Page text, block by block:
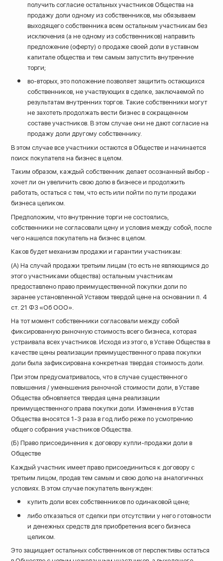
получить согласие остальных участников Общества на
продажу доли одному из собственников, мы обязываем
выходящего собственника всем остальным участникам без
исключения (а не одному из собственников) направить
предложение (оферту) о продаже своей доли в уставном
капитале общества и тем самым запустить внутренние
торги;
во-вторых, это положение позволяет защитить остающихся
собственников, не участвующих в сделке, заключаемой по
результатам внутренних торгов. Такие собственники могут
не захотеть продолжать вести бизнес в сокращенном
составе участников. В этом случае они не дают согласие на
продажу доли другому собственнику.
В этом случае все участники остаются в Обществе и начинается
поиск покупателя на бизнес в целом.
Таким образом, каждый собственник делает осознанный выбор -
хочет ли он увеличить свою долю в бизнесе и продолжить
работать, остаться с тем, что есть или пойти по пути продажи
бизнеса целиком.
Предположим, что внутренние торги не состоялись,
собственники не согласовали цену и условия между собой, после
чего нашелся покупатель на бизнес в целом.
Каков будет механизм продажи и гарантии участникам:
(А) На случай продажи третьим лицам (то есть не являющимся до
этого участниками общества) остальным участникам
предоставлено право преимущественной покупки доли по
заранее установленной Уставом твердой цене на основании п. 4
ст. 21 ФЗ «Об ООО».
На тот момент собственники согласовали между собой
фиксированную рыночную стоимость всего бизнеса, которая
устраивала всех участников. Исходя из этого, в Уставе Общества в
качестве цены реализации преимущественного права покупки
доли была зафиксирована конкретная твердая стоимость доли.
При этом предусматривалось, что в случае существенного
повышения / уменьшения рыночной стоимости доли, в Уставе
Общества обновляется твердая цена реализации
преимущественного права покупки доли. Изменения в Устав
Общества вносятся 1-3 раза в год либо реже по усмотрению
общего собрания участников Общества.
(Б) Право присоединения к договору купли-продажи доли в
Обществе
Каждый участник имеет право присоединиться к договору с
третьим лицом, продав тем самым и свою долю на аналогичных
условиях. В этом случае покупатель вынужден:
купить доли всех собственников по одинаковой цене;
либо отказаться от сделки при отсутствии у него готовности
и денежных средств для приобретения всего бизнеса
целиком.
Это защищает остальных собственников от перспективы остаться